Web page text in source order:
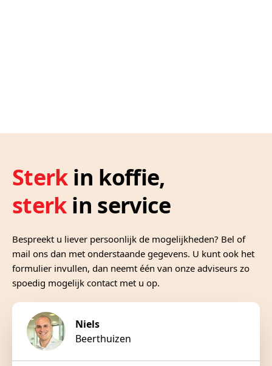
Sterkin koffie,
sterkin service
Bespreekt u liever persoonlijk de mogelijkheden? Bel of
mail ons dan met onderstaande gegevens. U kunt ook het
formulier invullen, dan neemt één van onze adviseurs zo
spoedig mogelijk contact met u op.
Niels
Beerthuizen